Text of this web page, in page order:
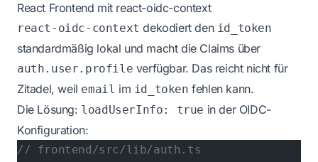
React Frontend mit react-oidc-context
react-oidc-context dekodiert den id_token
standardmäßig lokal und macht die Claims über
auth.user.profile verfügbar. Das reicht nicht für
Zitadel, weil email im id_token fehlen kann.
Die Lösung: loadUserInfo: true in der OIDC-
Konfiguration:
// frontend/src/lib/auth.ts